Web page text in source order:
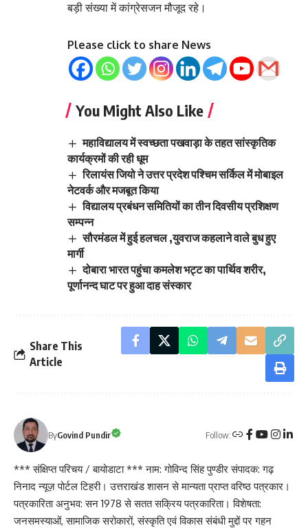
बड़ी संख्या में कांग्रेसजन मौजूद रहे।
Please click to share News
You Might Also Like
महाविद्यालय में स्वच्छता पखवाड़ा के तहत सांस्कृतिक
कार्यक्रमों की रही धूम
रिलायंस जियो ने उत्तर प्रदेश पश्चिम सर्किल में मोबाइल
नेटवर्क और मजबूत किया
विद्यालय प्रबंधन समितियों का तीन दिवसीय प्रशिक्षण
सम्पन्न
सौरमंडल में हुई हलचल ,युवराज कहलाने वाले बुध हुए
मार्गी
दोबारा भारत पहुंचा कमलेश भट्ट का पार्थिव शरीर,
पूर्णानन्द घाट पर हुआ दाह संस्कार
Share This
Article
ByGovind Pundir Follow:
*** संक्षिप्त परिचय / बायोडाटा *** नाम: गोविन्द सिंह पुण्डीर संपादक: गढ़
निनाद न्यूज़ पोर्टल टिहरी। उत्तराखंड शासन से मान्यता प्राप्त वरिष्ठ पत्रकार।
पत्रकारिता अनुभव: सन 1978 से सतत सक्रिय पत्रकारिता। विशेषता:
जनसमस्याओं, सामाजिक सरोकारों, संस्कृति एवं विकास संबंधी मुद्दों पर गहन